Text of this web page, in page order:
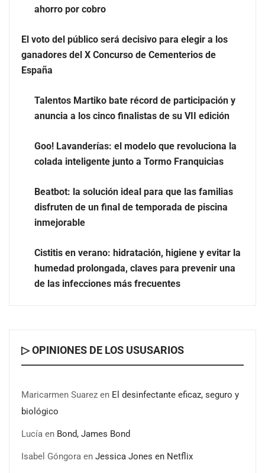
Eulalia Roig lanza ‘The Journal’, una revista digital
mensual de entrevistas y fotografía editorial
de pagos inmobiliarios: hasta 82% de ahorro por cobro
El voto del público será decisivo para elegir a los
ahorro por cobro
El voto del público será decisivo para elegir a los
ganadores del X Concurso de Cementerios de
España
Talentos Martiko bate récord de participación y
anuncia a los cinco finalistas de su VII edición
Goo! Lavanderías: el modelo que revoluciona la
colada inteligente junto a Tormo Franquicias
Beatbot: la solución ideal para que las familias
disfruten de un final de temporada de piscina
inmejorable
Cistitis en verano: hidratación, higiene y evitar la
humedad prolongada, claves para prevenir una
de las infecciones más frecuentes
▷ OPINIONES DE LOS USUSARIOS
Maricarmen Suarez en El desinfectante eficaz, seguro y
biológico
Lucía en Bond, James Bond
Isabel Góngora en Jessica Jones en Netflix